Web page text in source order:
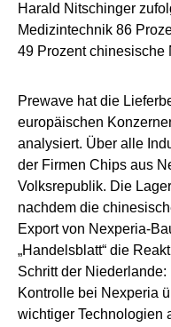
Harald Nitschinger
Medizintechnik 86
49 Prozent chinesische
Prewave hat die
europäischen
analysiert. Über alle
der Firmen Chips aus
Volksrepublik. Die
nachdem die
Export von Nexperia-
„Handelsblatt“ die
Schritt der
Kontrolle bei Nexperia
wichtiger Technologien